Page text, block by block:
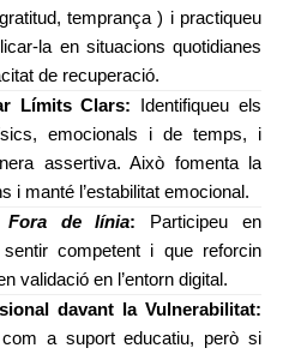
temprança ) i practiqueu
la en situacions quotidianes
de recuperació.
Límits Clars: Identifiqueu els
emocionals i de temps, i
assertiva. Això fomenta la
i manté l’estabilitat emocional.
Fora de línia: Participeu en
competent i que reforcin
validació en l’entorn digital.
davant la Vulnerabilitat:
a suport educatiu, però si